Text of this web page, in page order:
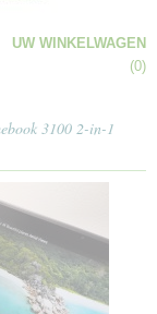
UW WINKELWAGEN
(0)
3100 2-in-1